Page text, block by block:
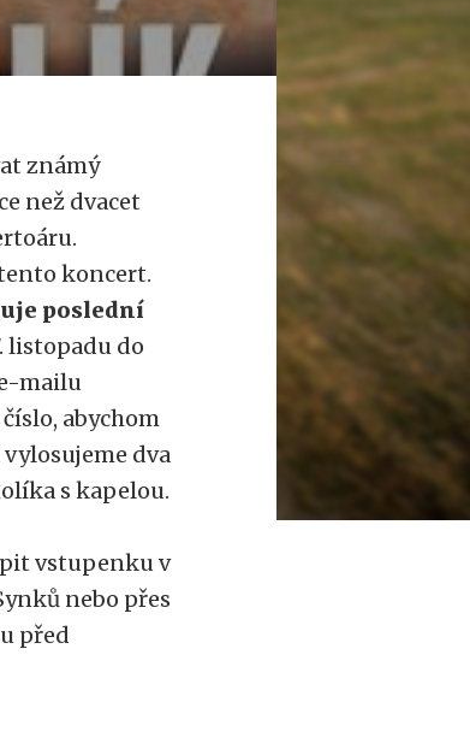
známý
než dvacet
koncert.
poslední
listopadu do
mailu
abychom
dva
s kapelou.
vstupenku v
nebo přes
před